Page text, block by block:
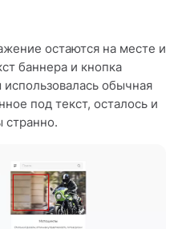
остаются на месте и
баннера и кнопка
обычная
под текст, осталось и
странно.